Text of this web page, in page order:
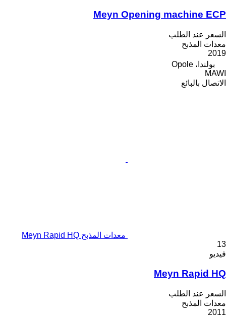
Meyn Opening machine ECP
السعر عند الطلب
معدات المذبح
2019
بولندا، Opole
MAWI
الاتصال بالبائع
معدات المذبح Meyn Rapid HQ
13
فيديو
Meyn Rapid HQ
السعر عند الطلب
معدات المذبح
2011